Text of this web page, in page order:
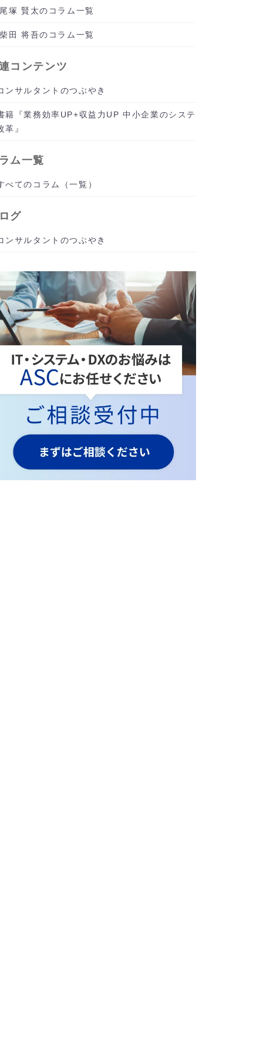
尾塚 賢太のコラム一覧
柴田 将吾のコラム一覧
コンテンツ
ンサルタントのつぶやき
籍『業務効率UP+収益力UP 中小企業のシステ
革』
ム一覧
べてのコラム（一覧）
グ
ンサルタントのつぶやき